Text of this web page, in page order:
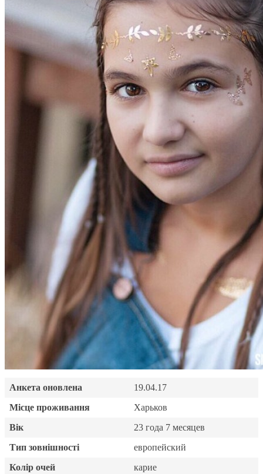
Анкета оновлена
19.04.17
Місце проживання
Харьков
Вік
23 года 7 месяцев
Тип зовнішності
европейский
Колір очей
карие